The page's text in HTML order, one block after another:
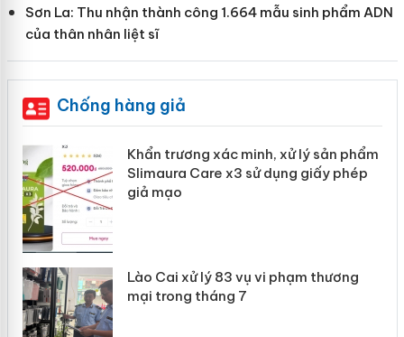
Sơn La: Thu nhận thành công 1.664 mẫu sinh phẩm ADN
của thân nhân liệt sĩ
Chống hàng giả
Khẩn trương xác minh, xử lý sản phẩm
Slimaura Care x3 sử dụng giấy phép
giả mạo
Lào Cai xử lý 83 vụ vi phạm thương
mại trong tháng 7